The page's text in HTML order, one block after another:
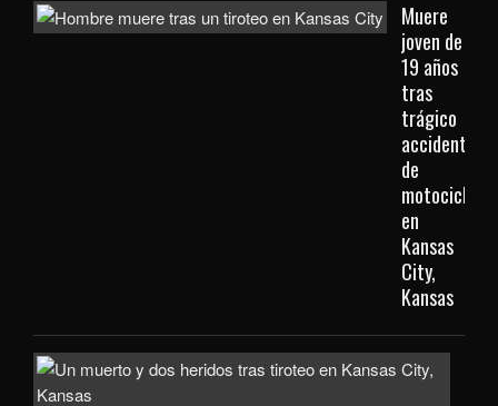
Muere
joven de
19 años
tras
trágico
accidente
de
motocicleta
en
Kansas
City,
Kansas